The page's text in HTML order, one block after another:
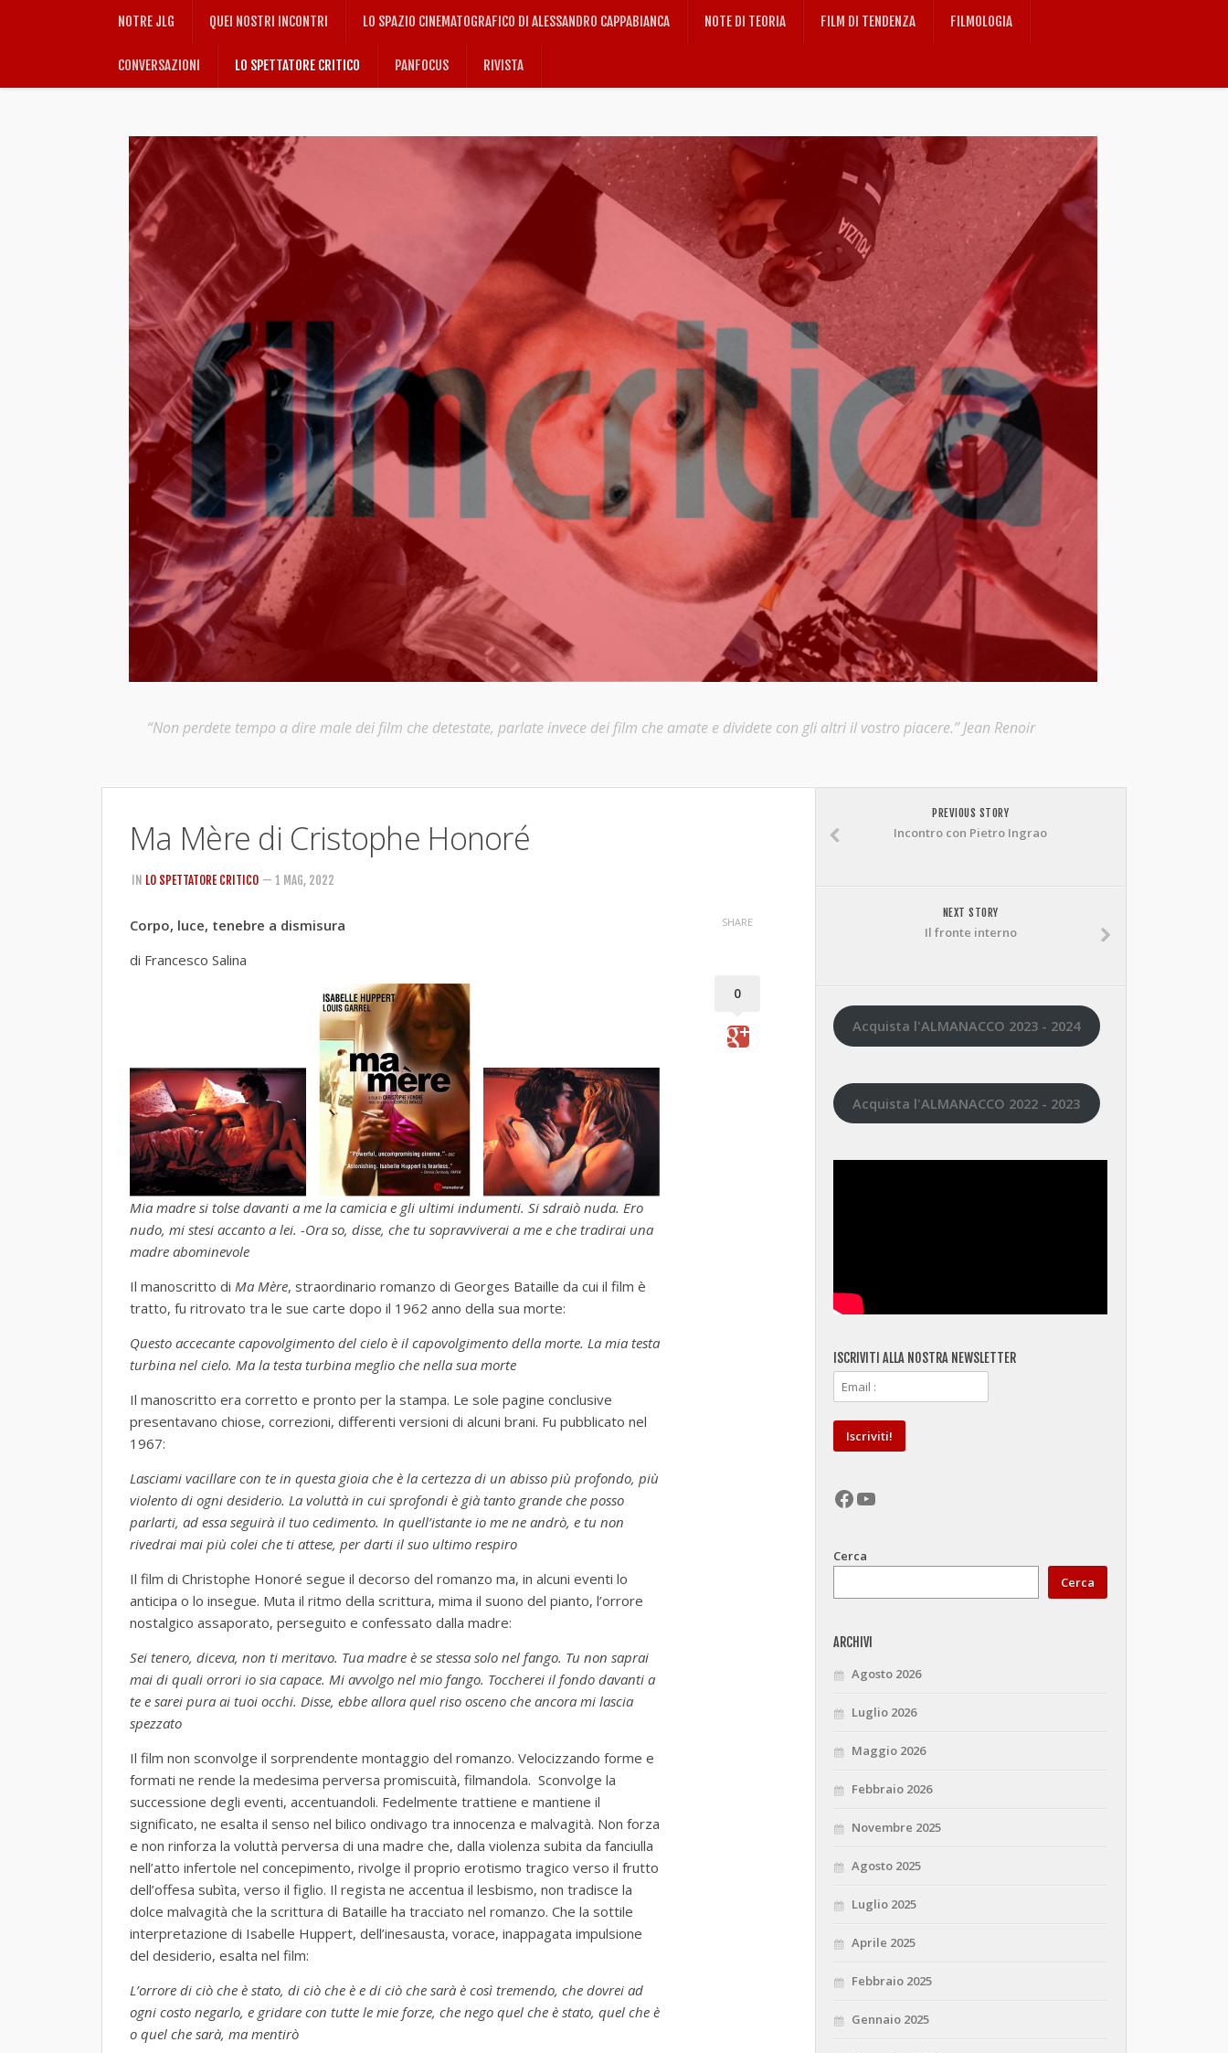
NOTRE JLG QUEI NOSTRI INCONTRI LO SPAZIO CINEMATOGRAFICO DI ALESSANDRO CAPPABIANCA NOTE DI TEORIA FILM DI TENDENZA FILMOLOGIA
CONVERSAZIONI LO SPETTATORE CRITICO PANFOCUS RIVISTA
“Non perdete tempo a dire male dei film che detestate, parlate invece dei film che amate e dividete con gli altri il vostro piacere.” Jean Renoir
Ma Mère di Cristophe Honoré
IN LO SPETTATORE CRITICO — 1 MAG, 2022
Corpo, luce, tenebre a dismisura
di Francesco Salina
Mia madre si tolse davanti a me la camicia e gli ultimi indumenti. Si sdraiò nuda. Ero
nudo, mi stesi accanto a lei. -Ora so, disse, che tu sopravviverai a me e che tradirai una
madre abominevole
Il manoscritto di Ma Mère, straordinario romanzo di Georges Bataille da cui il film è
tratto, fu ritrovato tra le sue carte dopo il 1962 anno della sua morte:
Questo accecante capovolgimento del cielo è il capovolgimento della morte. La mia testa
turbina nel cielo. Ma la testa turbina meglio che nella sua morte
Il manoscritto era corretto e pronto per la stampa. Le sole pagine conclusive
presentavano chiose, correzioni, differenti versioni di alcuni brani. Fu pubblicato nel
1967:
Lasciami vacillare con te in questa gioia che è la certezza di un abisso più profondo, più
violento di ogni desiderio. La voluttà in cui sprofondi è già tanto grande che posso
parlarti, ad essa seguirà il tuo cedimento. In quell’istante io me ne andrò, e tu non
rivedrai mai più colei che ti attese, per darti il suo ultimo respiro
Il film di Christophe Honoré segue il decorso del romanzo ma, in alcuni eventi lo
anticipa o lo insegue. Muta il ritmo della scrittura, mima il suono del pianto, l’orrore
nostalgico assaporato, perseguito e confessato dalla madre:
Sei tenero, diceva, non ti meritavo. Tua madre è se stessa solo nel fango. Tu non saprai
mai di quali orrori io sia capace. Mi avvolgo nel mio fango. Toccherei il fondo davanti a
te e sarei pura ai tuoi occhi. Disse, ebbe allora quel riso osceno che ancora mi lascia
spezzato
Il film non sconvolge il sorprendente montaggio del romanzo. Velocizzando forme e
formati ne rende la medesima perversa promiscuità, filmandola. Sconvolge la
successione degli eventi, accentuandoli. Fedelmente trattiene e mantiene il
significato, ne esalta il senso nel bilico ondivago tra innocenza e malvagità. Non forza
e non rinforza la voluttà perversa di una madre che, dalla violenza subita da fanciulla
nell’atto infertole nel concepimento, rivolge il proprio erotismo tragico verso il frutto
dell’offesa subìta, verso il figlio. Il regista ne accentua il lesbismo, non tradisce la
dolce malvagità che la scrittura di Bataille ha tracciato nel romanzo. Che la sottile
interpretazione di Isabelle Huppert, dell’inesausta, vorace, inappagata impulsione
del desiderio, esalta nel film:
L’orrore di ciò che è stato, di ciò che è e di ciò che sarà è così tremendo, che dovrei ad
ogni costo negarlo, e gridare con tutte le mie forze, che nego quel che è stato, quel che è
o quel che sarà, ma mentirò
SHARE
0
PREVIOUS STORY
Incontro con Pietro Ingrao
NEXT STORY
Il fronte interno
Acquista l'ALMANACCO 2023 - 2024
Acquista l'ALMANACCO 2022 - 2023
ISCRIVITI ALLA NOSTRA NEWSLETTER
Facebook
YouTube
Cerca
Cerca
ARCHIVI
Agosto 2026
Luglio 2026
Maggio 2026
Febbraio 2026
Novembre 2025
Agosto 2025
Luglio 2025
Aprile 2025
Febbraio 2025
Gennaio 2025